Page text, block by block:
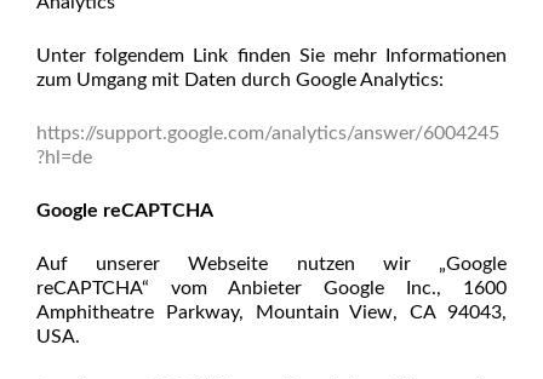
Unter folgendem Link finden Sie mehr Informationen
zum Umgang mit Daten durch Google Analytics:
https://support.google.com/analytics/answer/6004245
?hl=de
Google reCAPTCHA
Auf unserer Webseite nutzen wir „Google
reCAPTCHA“ vom Anbieter Google Inc., 1600
Amphitheatre Parkway, Mountain View, CA 94043,
USA.